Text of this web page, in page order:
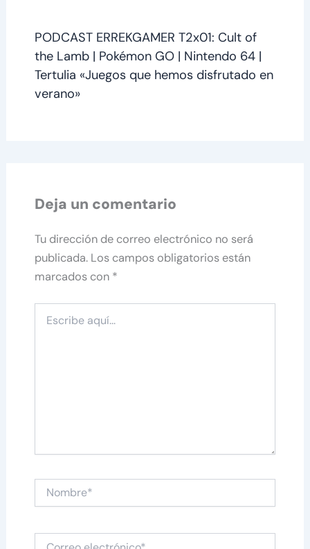
PODCAST ERREKGAMER T2x01: Cult of
the Lamb | Pokémon GO | Nintendo 64 |
Tertulia «Juegos que hemos disfrutado en
verano»
Deja un comentario
Tu dirección de correo electrónico no será
publicada. Los campos obligatorios están
marcados con *
aquí...
Nombre*